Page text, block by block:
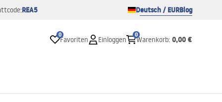
REA5 Deutsch / EURBlog
0
Favoriten Einloggen
0
Warenkorb: 0,00 €